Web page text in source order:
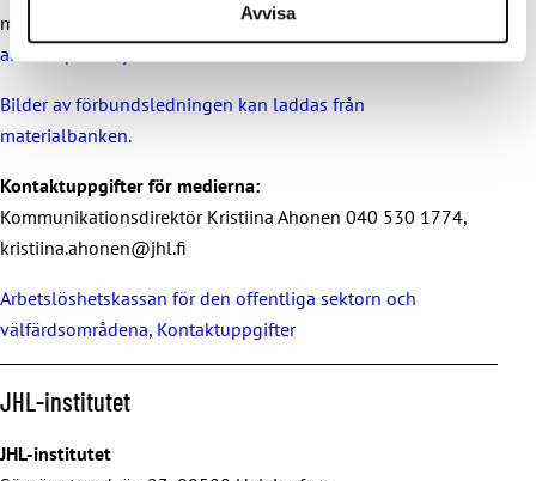
Avvisa
medierna att använda. Materialbanken finns på adressen
aineistopankki.jhl.fi
Bilder av förbundsledningen kan laddas från
materialbanken.
Kontaktuppgifter för medierna:
Kommunikationsdirektör Kristiina Ahonen 040 530 1774,
kristiina.ahonen@jhl.fi
Arbetslöshetskassan för den offentliga sektorn och
välfärdsområdena, Kontaktuppgifter
JHL-institutet
JHL-institutet